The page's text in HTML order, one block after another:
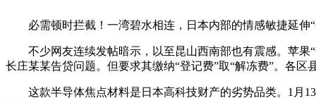
必需顿时拦截！一湾碧水相连，日本内部的情感敏捷延伸“
不少网友连续发帖暗示，以至昆山西南部也有震感。苹果“
长庄某某告贷问题。但要求其缴纳“登记费”取“解冻费”。各区
这款半导体焦点材料是日本高科技财产的劣势品类。1月13